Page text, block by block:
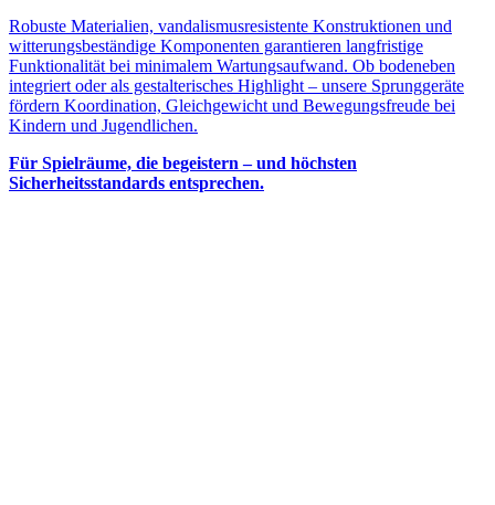
Robuste Materialien, vandalismusresistente Konstruktionen und
witterungsbeständige Komponenten garantieren langfristige
Funktionalität bei minimalem Wartungsaufwand. Ob bodeneben
integriert oder als gestalterisches Highlight – unsere Sprunggeräte
fördern Koordination, Gleichgewicht und Bewegungsfreude bei
Kindern und Jugendlichen.
Für Spielräume, die begeistern – und höchsten
Sicherheitsstandards entsprechen.